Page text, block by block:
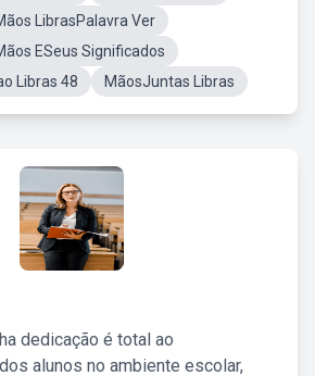
LibrasPalavra Ver
ESeus Significados
Libras 48
MãosJuntas Libras
dedicação é total ao
alunos no ambiente escolar,